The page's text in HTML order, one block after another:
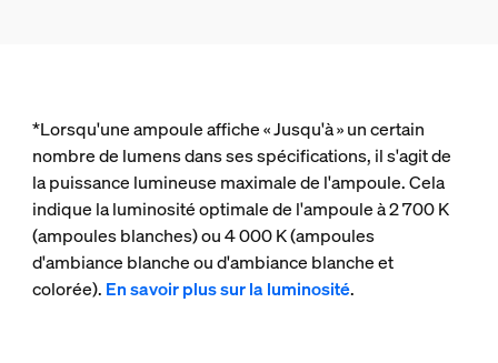
*Lorsqu'une ampoule affiche « Jusqu'à » un certain
nombre de lumens dans ses spécifications, il s'agit de
la puissance lumineuse maximale de l'ampoule. Cela
indique la luminosité optimale de l'ampoule à 2 700 K
(ampoules blanches) ou 4 000 K (ampoules
d'ambiance blanche ou d'ambiance blanche et
colorée). En savoir plus sur la luminosité.